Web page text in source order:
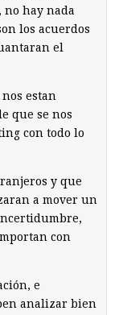
no hay nada
los acuerdos
el
estan
que se nos
con todo lo
y que
a mover un
con
e
analizar bien